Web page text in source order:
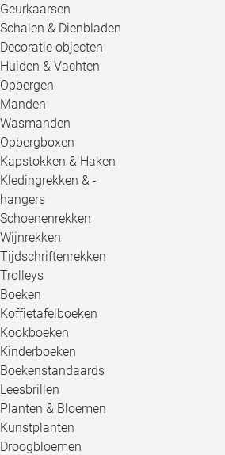
Geurkaarsen
Schalen & Dienbladen
Decoratie objecten
Huiden & Vachten
Opbergen
Manden
Wasmanden
Opbergboxen
Kapstokken & Haken
Kledingrekken & -
hangers
Schoenenrekken
Wijnrekken
Tijdschriftenrekken
Trolleys
Boeken
Koffietafelboeken
Kookboeken
Kinderboeken
Boekenstandaards
Leesbrillen
Planten & Bloemen
Kunstplanten
Droogbloemen